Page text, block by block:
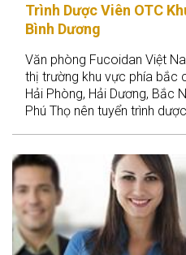
Trình Dược Viên OTC
Bình Dương
Văn phòng Fucoidan Việt
thị trường khu vực phía bắc
Hải Phòng, Hải Dương, Bắc
Phú Thọ nên tuyển trình